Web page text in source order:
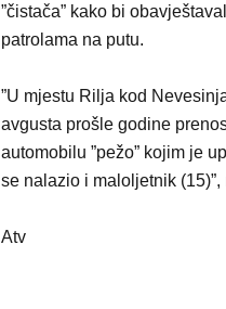
”čistača” kako bi
patrolama na putu.
”U mjestu Rilja kod
avgusta prošle godine
automobilu ”pežo” kojim je
se nalazio i maloljetnik
Atv